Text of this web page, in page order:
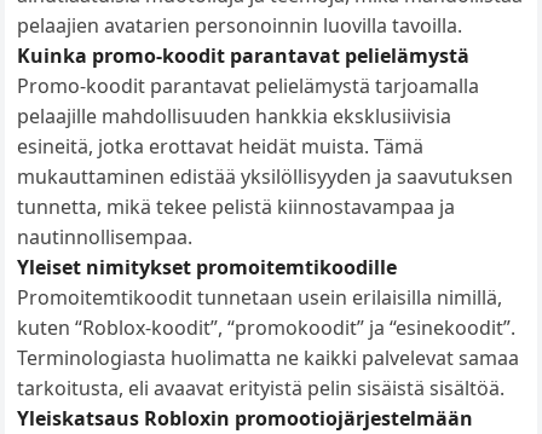
pelaajien avatarien personoinnin luovilla tavoilla.
Kuinka promo-koodit parantavat pelielämystä
Promo-koodit parantavat pelielämystä tarjoamalla
pelaajille mahdollisuuden hankkia eksklusiivisia
esineitä, jotka erottavat heidät muista. Tämä
mukauttaminen edistää yksilöllisyyden ja saavutuksen
tunnetta, mikä tekee pelistä kiinnostavampaa ja
nautinnollisempaa.
Yleiset nimitykset promoitemtikoodille
Promoitemtikoodit tunnetaan usein erilaisilla nimillä,
kuten “Roblox-koodit”, “promokoodit” ja “esinekoodit”.
Terminologiasta huolimatta ne kaikki palvelevat samaa
tarkoitusta, eli avaavat erityistä pelin sisäistä sisältöä.
Yleiskatsaus Robloxin promootiojärjestelmään